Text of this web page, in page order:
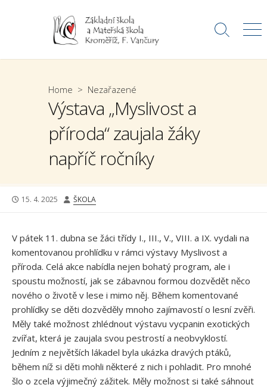
Search
Home > Nezařazené
Výstava „Myslivost a
příroda“ zaujala žáky
napříč ročníky
PUBLISHED
15. 4. 2025 AUTHOR
ŠKOLA
V pátek 11. dubna se žáci třídy I., III., V., VIII. a IX. vydali na
komentovanou prohlídku v rámci výstavy Myslivost a
příroda. Celá akce nabídla nejen bohatý program, ale i
spoustu možností, jak se zábavnou formou dozvědět něco
nového o životě v lese i mimo něj. Během komentované
prohlídky se děti dozvěděly mnoho zajímavostí o lesní zvěři.
Měly také možnost zhlédnout výstavu vycpanin exotických
zvířat, která je zaujala svou pestrostí a neobvyklostí.
Jedním z největších lákadel byla ukázka dravých ptáků,
během níž si děti mohli některé z nich i pohladit. Pro mnohé
šlo o zcela výjimečný zážitek. Měly možnost si také sáhnout